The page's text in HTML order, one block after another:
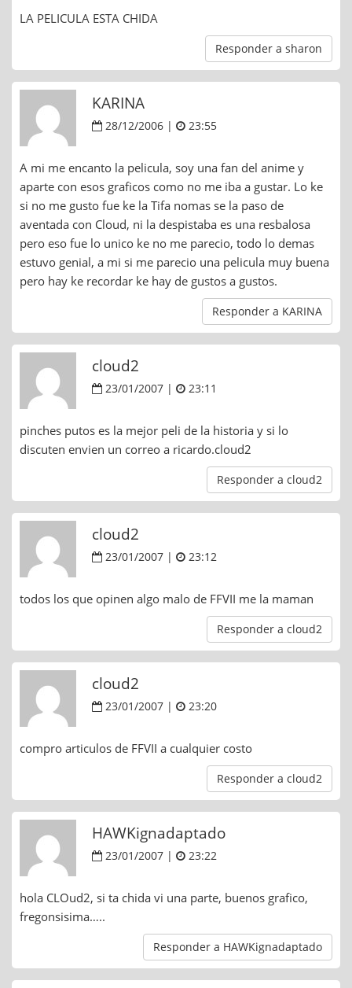
LA PELICULA ESTA CHIDA
Responder a sharon
KARINA
28/12/2006 | 23:55
A mi me encanto la pelicula, soy una fan del anime y
aparte con esos graficos como no me iba a gustar. Lo ke
si no me gusto fue ke la Tifa nomas se la paso de
aventada con Cloud, ni la despistaba es una resbalosa
pero eso fue lo unico ke no me parecio, todo lo demas
estuvo genial, a mi si me parecio una pelicula muy buena
pero hay ke recordar ke hay de gustos a gustos.
Responder a KARINA
cloud2
23/01/2007 | 23:11
pinches putos es la mejor peli de la historia y si lo
discuten envien un correo a ricardo.cloud2
Responder a cloud2
cloud2
23/01/2007 | 23:12
todos los que opinen algo malo de FFVII me la maman
Responder a cloud2
cloud2
23/01/2007 | 23:20
compro articulos de FFVII a cualquier costo
Responder a cloud2
HAWKignadaptado
23/01/2007 | 23:22
hola CLOud2, si ta chida vi una parte, buenos grafico,
fregonsisima…..
Responder a HAWKignadaptado